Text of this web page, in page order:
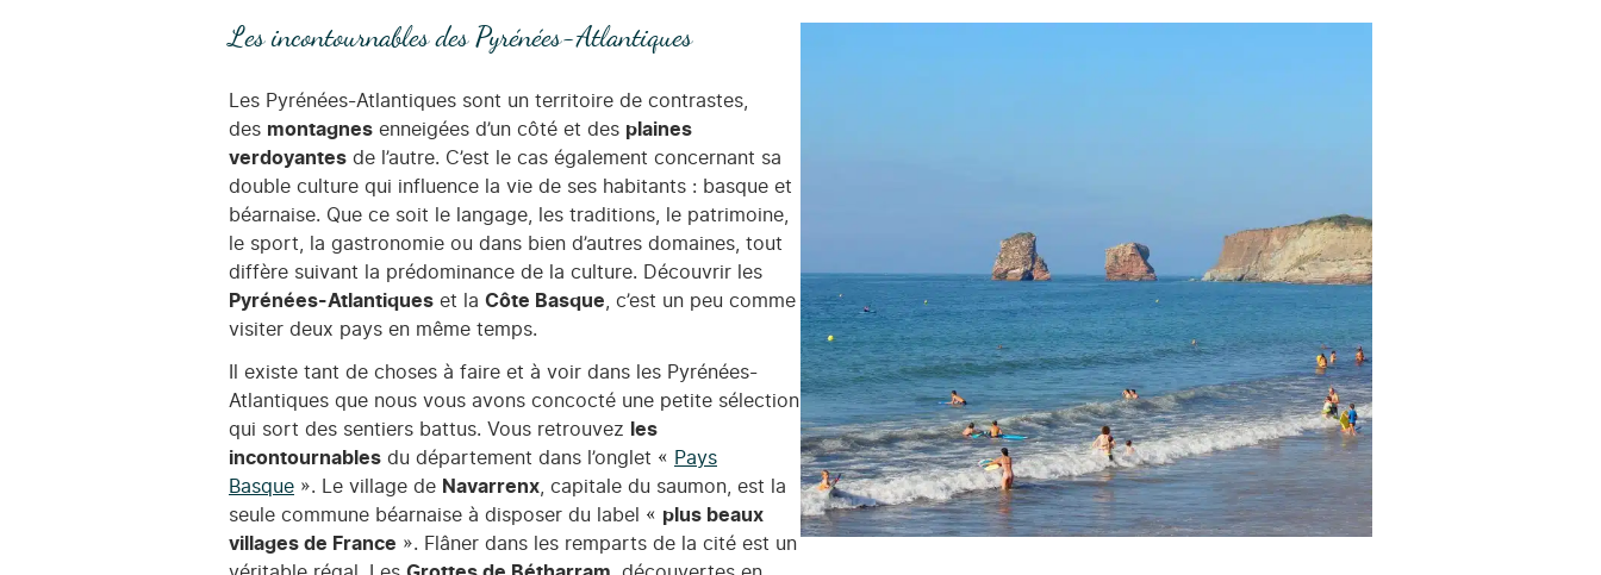
Les incontournables des Pyrénées-Atlantiques
Les Pyrénées-Atlantiques sont un territoire de contrastes,
des montagnes enneigées d’un côté et des plaines
verdoyantes de l’autre. C’est le cas également concernant sa
double culture qui influence la vie de ses habitants : basque et
béarnaise. Que ce soit le langage, les traditions, le patrimoine,
le sport, la gastronomie ou dans bien d’autres domaines, tout
diffère suivant la prédominance de la culture. Découvrir les
Pyrénées-Atlantiques et la Côte Basque , c’est un peu comme
visiter deux pays en même temps.
Il existe tant de choses à faire et à voir dans les Pyrénées-
Atlantiques que nous vous avons concocté une petite sélection
qui sort des sentiers battus. Vous retrouvez
les
incontournables du département dans l’onglet « Pays
Basque ». Le village de Navarrenx , capitale du saumon, est la
seule commune béarnaise à disposer du label « plus beaux
villages de France ». Flâner dans les remparts de la cité est un